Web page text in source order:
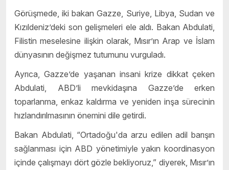
Görüşmede, iki bakan Gazze, Suriye, Libya, Sudan ve
Kızıldeniz’deki son gelişmeleri ele aldı. Bakan Abdulati,
Filistin meselesine ilişkin olarak, Mısır’ın Arap ve İslam
dünyasının değişmez tutumunu vurguladı.
Ayrıca, Gazze’de yaşanan insani krize dikkat çeken
Abdulati, ABD’li mevkidaşına Gazze’de erken
toparlanma, enkaz kaldırma ve yeniden inşa sürecinin
hızlandırılmasının önemini dile getirdi.
Bakan Abdulati, “Ortadoğu'da arzu edilen adil barışın
sağlanması için ABD yönetimiyle yakın koordinasyon
içinde çalışmayı dört gözle bekliyoruz,” diyerek, Mısır’ın